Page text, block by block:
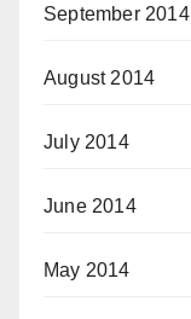
September 2014
August 2014
July 2014
June 2014
May 2014